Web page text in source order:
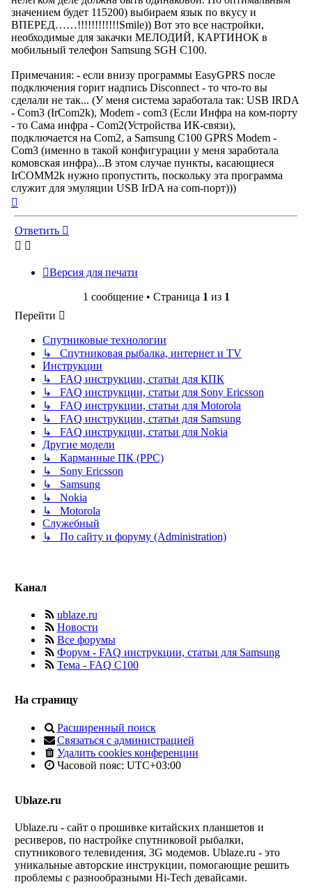
значением будет 115200) выбираем язык по вкусу и
ВПЕРЕД……!!!!!!!!!!!!Smile)) Вот это все настройки,
необходимые для закачки МЕЛОДИЙ, КАРТИНОК в
мобильный телефон Samsung SGH C100.
Примечания: - если внизу программы EasyGPRS после
подключения горит надпись Disconnect - то что-то вы
сделали не так... (У меня система заработала так: USB IRDA
- Com3 (IrCom2k), Modem - com3 (Если Инфра на ком-порту
- то Сама инфра - Com2(Устройства ИК-связи),
подключается на Com2, а Samsung C100 GPRS Modem -
Com3 (именно в такой конфигурации у меня заработала
комовская инфра)...В этом случае пункты, касающиеся
IrCOMM2k нужно пропустить, поскольку эта программа
служит для эмуляции USB IrDA на com-порт)))
началу
Ответить
Версия для печати
1 сообщение • Страница 1 из 1
Перейти
Спутниковые технологии
↳ Спутниковая рыбалка, интернет и TV
Инструкции
↳ FAQ инструкции, статьи для КПК
↳ FAQ инструкции, статьи для Sony Ericsson
↳ FAQ инструкции, статьи для Motorola
↳ FAQ инструкции, статьи для Samsung
↳ FAQ инструкции, статьи для Nokia
Другие модели
↳ Карманные ПК (PPC)
↳ Sony Ericsson
↳ Samsung
↳ Nokia
↳ Motorola
Служебный
↳ По сайту и форуму (Administration)
Канал
ublaze.ru
Новости
Все форумы
Форум - FAQ инструкции, статьи для Samsung
Тема - FAQ С100
На страницу
Расширенный поиск
Связаться с администрацией
Удалить cookies конференции
Часовой пояс: UTC+03:00
Ublaze.ru
Ublaze.ru - сайт о прошивке китайских планшетов и
ресиверов, по настройке спутниковой рыбалки,
спутникового телевидения, 3G модемов. Ublaze.ru - это
уникальные авторские инструкции, помогающие решить
проблемы с разнообразными Hi-Tech девайсами.